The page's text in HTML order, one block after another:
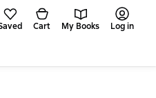
Cart My Books Log in